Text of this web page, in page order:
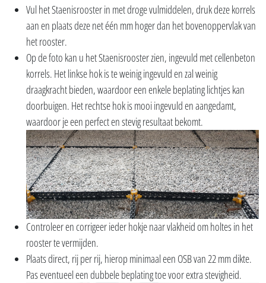
Vul het Staenisrooster in met droge vulmiddelen, druk deze korrels
aan en plaats deze net één mm hoger dan het bovenoppervlak van
het rooster.
Op de foto kan u het Staenisrooster zien, ingevuld met cellenbeton
korrels. Het linkse hok is te weinig ingevuld en zal weinig
draagkracht bieden, waardoor een enkele beplating lichtjes kan
doorbuigen. Het rechtse hok is mooi ingevuld en aangedamt,
waardoor je een perfect en stevig resultaat bekomt.
Controleer en corrigeer ieder hokje naar vlakheid om holtes in het
rooster te vermijden.
Plaats direct, rij per rij, hierop minimaal een OSB van 22 mm dikte.
Pas eventueel een dubbele beplating toe voor extra stevigheid.